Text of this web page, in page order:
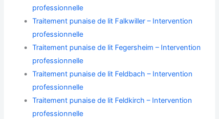
professionnelle
Traitement punaise de lit Falkwiller – Intervention
professionnelle
Traitement punaise de lit Fegersheim – Intervention
professionnelle
Traitement punaise de lit Feldbach – Intervention
professionnelle
Traitement punaise de lit Feldkirch – Intervention
professionnelle